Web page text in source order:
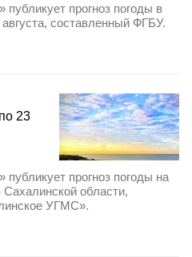
публикует прогноз погоды в
составленный ФГБУ.
23
публикует прогноз погоды на
области,
УГМС».